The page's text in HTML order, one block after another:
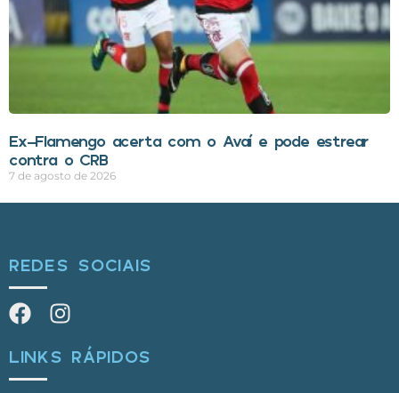
Ex-Flamengo acerta com o Avaí e pode estrear
contra o CRB
7 de agosto de 2026
REDES SOCIAIS
LINKS RÁPIDOS